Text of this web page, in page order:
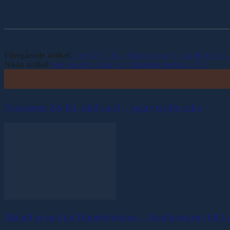
Föregående artikelInför GS75: Kan Shorthanded Jag slå till direkt i
Nästa artikelVem var årets bästa svensktränade travhäst 2017?
Francesco Zet får wild card – jagar tredje raka
Blågul prägel på Hambletonian – försökssegrar till